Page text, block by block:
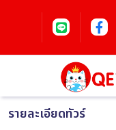
รายละเอียดทัวร์